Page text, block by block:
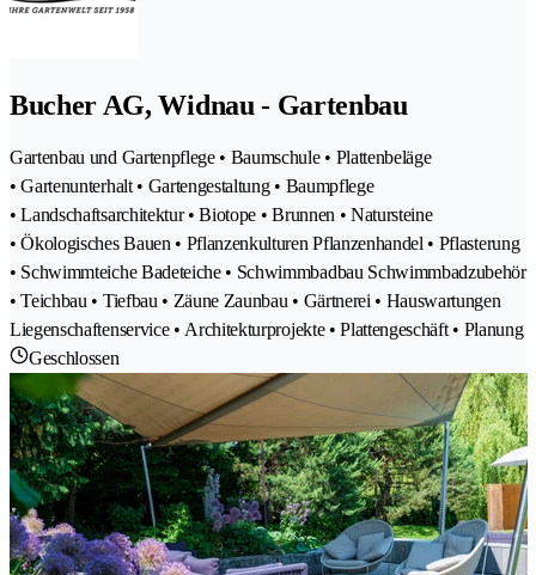
Bucher AG, Widnau - Gartenbau
Gartenbau und Gartenpflege • Baumschule • Plattenbeläge
• Gartenunterhalt • Gartengestaltung • Baumpflege
• Landschaftsarchitektur • Biotope • Brunnen • Natursteine
• Ökologisches Bauen • Pflanzenkulturen Pflanzenhandel • Pflasterung
• Schwimmteiche Badeteiche • Schwimmbadbau Schwimmbadzubehör
• Teichbau • Tiefbau • Zäune Zaunbau • Gärtnerei • Hauswartungen
Liegenschaftenservice • Architekturprojekte • Plattengeschäft • Planung
Geschlossen